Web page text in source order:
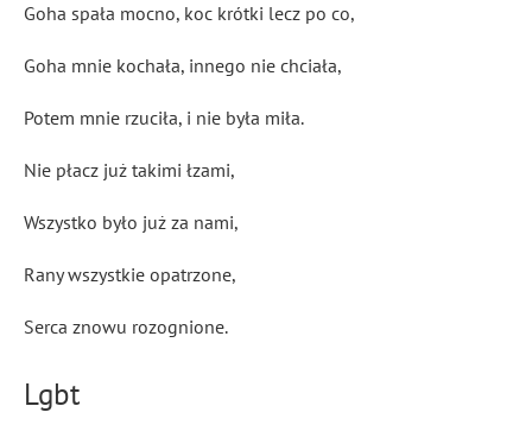
Goha spała mocno, koc krótki lecz po co,
Goha mnie kochała, innego nie chciała,
Potem mnie rzuciła, i nie była miła.
Nie płacz już takimi łzami,
Wszystko było już za nami,
Rany wszystkie opatrzone,
Serca znowu rozognione.
Lgbt